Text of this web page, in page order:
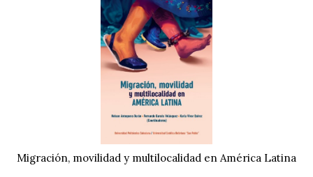
Migración, movilidad y multilocalidad en América Latina